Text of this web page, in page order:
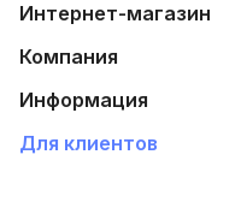
Интернет-магазин
Компания
Информация
Для клиентов